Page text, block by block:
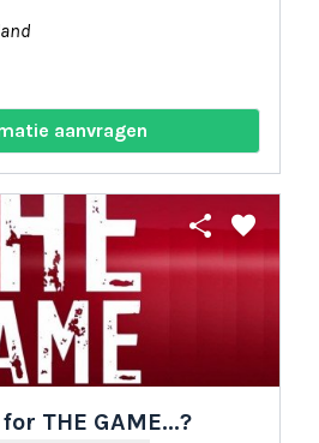
aanvragen
share favorite
THE GAME...?